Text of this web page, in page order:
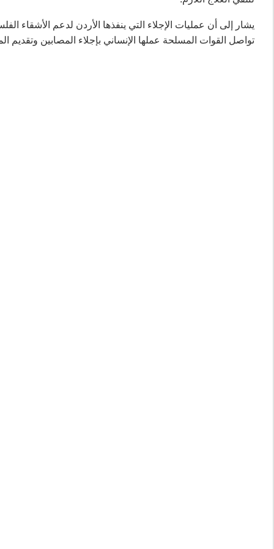
يشار إلى أن عمليات الإجلاء التي ينفذها الأردن لدعم
تواصل القوات المسلحة عملها الإنساني بإجلاء المصابين